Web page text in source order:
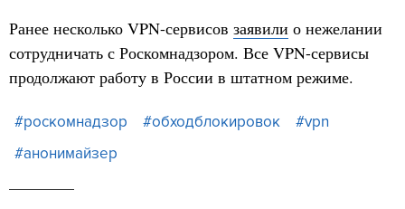
Ранее несколько VPN-сервисов заявили о нежелании
сотрудничать с Роскомнадзором. Все VPN-сервисы
продолжают работу в России в штатном режиме.
#роскомнадзор #обходблокировок
#vpn
#анонимайзер